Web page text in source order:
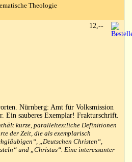
Theologie
Nürnberg: Amt für Volksmission
Ein sauberes Exemplar! Frakturschrift.
kurze, paralleltextliche Definitionen
der Zeit, die als exemplarisch
„Deutschen Christen“,
und „Christus“. Eine interessanter
12,--